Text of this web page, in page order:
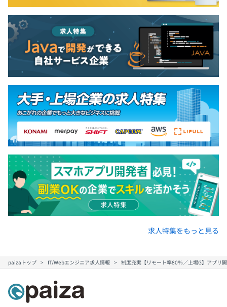
社会保険完備（健康保険・厚生年金保険、雇用保険・労災
保険）
無期雇用
3カ月（期間中の待遇変更はありません）
求人特集をもっと見る
paizaトップ IT/Webエンジニア求人情報 制度充実【リモート率80％／上場G】アプリ